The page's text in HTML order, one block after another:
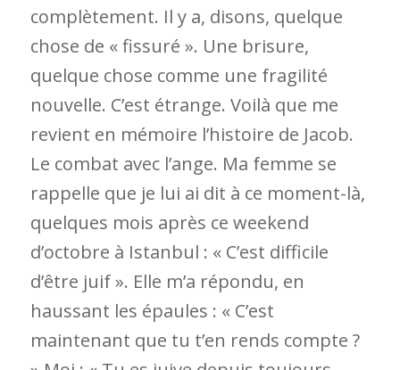
complètement. Il y a, disons, quelque
chose de « fissuré ». Une brisure,
quelque chose comme une fragilité
nouvelle. C’est étrange. Voilà que me
revient en mémoire l’histoire de Jacob.
Le combat avec l’ange. Ma femme se
rappelle que je lui ai dit à ce moment-là,
quelques mois après ce weekend
d’octobre à Istanbul : « C’est difficile
d’être juif ». Elle m’a répondu, en
haussant les épaules : « C’est
maintenant que tu t’en rends compte ?